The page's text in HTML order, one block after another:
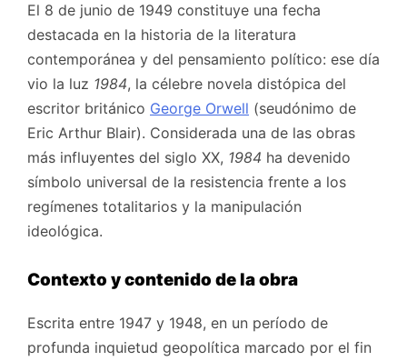
El 8 de junio de 1949 constituye una fecha
destacada en la historia de la literatura
contemporánea y del pensamiento político: ese día
vio la luz 1984, la célebre novela distópica del
escritor británico George Orwell (seudónimo de
Eric Arthur Blair). Considerada una de las obras
más influyentes del siglo XX, 1984 ha devenido
símbolo universal de la resistencia frente a los
regímenes totalitarios y la manipulación
ideológica.
Contexto y contenido de la obra
Escrita entre 1947 y 1948, en un período de
profunda inquietud geopolítica marcado por el fin